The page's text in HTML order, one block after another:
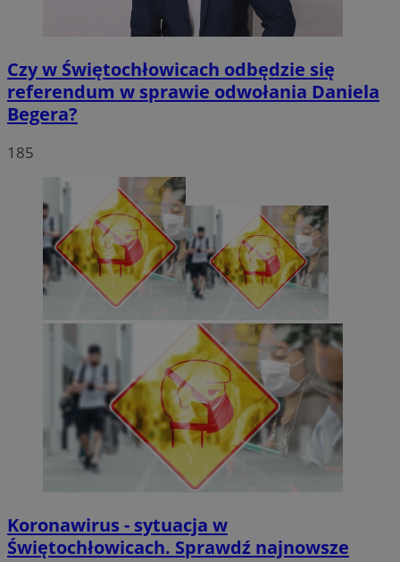
Czy w Świętochłowicach odbędzie się
referendum w sprawie odwołania Daniela
Begera?
185
Koronawirus - sytuacja w
Świętochłowicach. Sprawdź najnowsze